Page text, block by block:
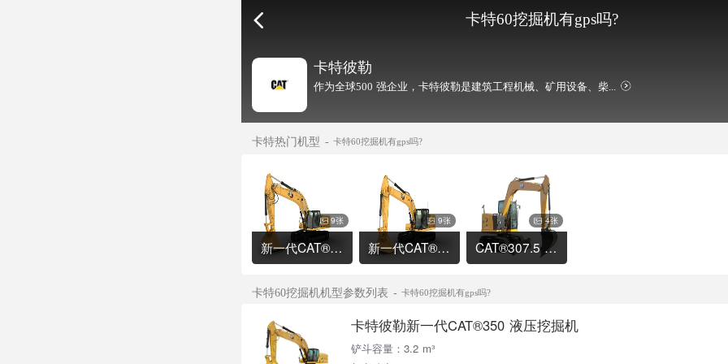
卡特60挖掘机有gps吗?
卡特彼勒
作为全球500 强企业，卡特彼勒是建筑工程机械、矿用设备、柴...
卡特热门机型 卡特60挖掘机有gps吗?
9张
新一代CAT®336 液压挖掘机
9张
新一代CAT®320 液压挖掘机
4张
CAT®307.5 液压挖掘机
卡特60挖掘机机型参数列表 卡特60挖掘机有gps吗?
卡特彼勒新一代CAT®350 液压挖掘机
铲斗容量：3.2 m³